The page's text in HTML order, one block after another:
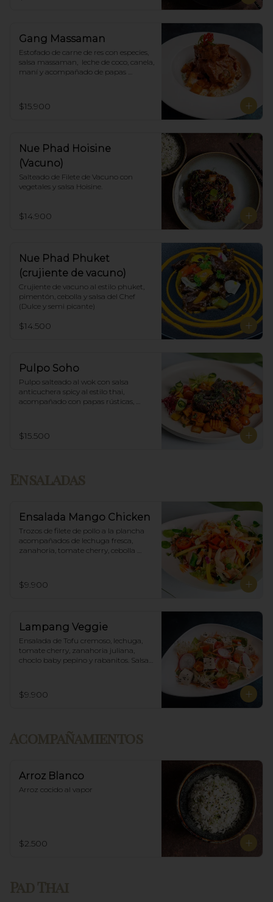
Gang Massaman
Estofado de carne de res con especies,
salsa massaman,  leche de coco, canela,
maní y acompañado de papas
$15.900
Nue Phad Hoisine
(Vacuno)
Salteado de Filete de Vacuno con
vegetales y salsa Hoisine.
$14.900
Nue Phad Phuket
(crujiente de vacuno)
Crujiente de vacuno al estilo phuket,
pimentón, cebolla y salsa del Chef
(Dulce y semi picante)
$14.500
Pulpo Soho
Pulpo salteado al wok con salsa
anticuchera spicy al estilo thai,
acompañado con papas rústicas,
$15.500
Ensaladas
Ensalada Mango Chicken
Trozos de filete de pollo a la plancha
acompañados de lechuga fresca,
zanahoria, tomate cherry, cebolla
$9.900
Lampang Veggie
Ensalada de Tofu cremoso, lechuga,
tomate cherry, zanahoria juliana,
choclo baby pepino y rabanitos. Salsa
$9.900
Arroz Blanco
Arroz cocido al vapor
$2.500